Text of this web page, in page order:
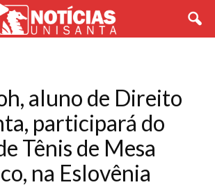
aluno de Direito
participará do
Tênis de Mesa
na Eslovênia